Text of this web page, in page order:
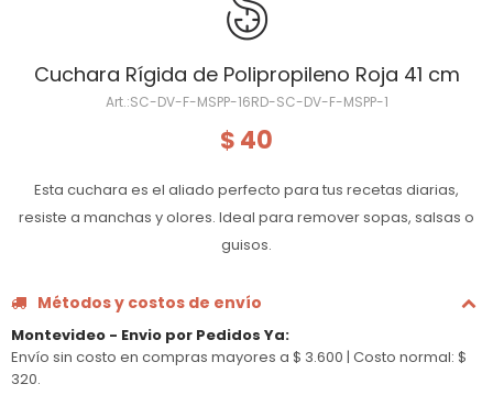
Cuchara Rígida de Polipropileno Roja 41 cm
SC-DV-F-MSPP-16RD-SC-DV-F-MSPP-1
$ 40
Esta cuchara es el aliado perfecto para tus recetas diarias,
resiste a manchas y olores. Ideal para remover sopas, salsas o
guisos.
Métodos y costos de envío
Montevideo - Envio por Pedidos Ya:
Envío sin costo en compras mayores a $ 3.600 | Costo normal: $
320.